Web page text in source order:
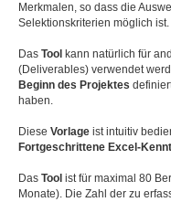
Merkmalen, so dass die
Selektionskriterien möglich ist.
Das Tool kann natürlich für
(Deliverables) verwendet
Beginn des Projektes
haben.
Diese Vorlage ist intuitiv
Fortgeschrittene Excel-
Das Tool ist für maximal 80
Monate). Die Zahl der zu